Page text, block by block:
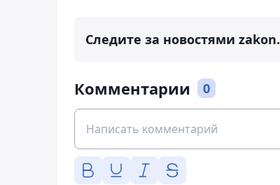
Следите за новостями
Комментарии 0